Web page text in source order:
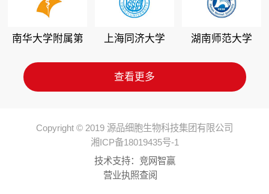
南华大学附属第
上海同济大学 湖南师范大学
查看更多
Copyright © 2019 源品细胞生物科技集团有限公司
湘ICP备18019435号-1
技术支持： 竞网智赢
营业执照查阅